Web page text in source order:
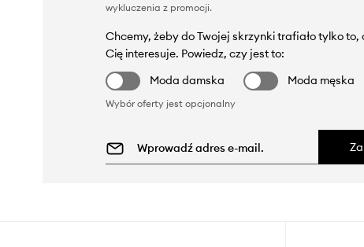
wykluczenia z promocji.
Chcemy, żeby do Twojej skrzynki trafiało tylko
Cię interesuje. Powiedz, czy jest to:
Moda damska
Moda męska
Wybór oferty jest opcjonalny